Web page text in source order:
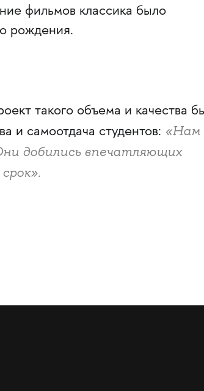
фильмов классика было
рождения.
такого объема и качества
и самоотдача студентов: «Нам
добились впечатляющих